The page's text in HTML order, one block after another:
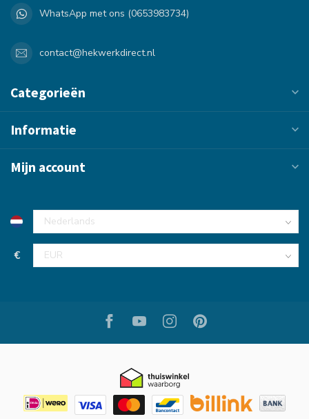
WhatsApp met ons (0653983734)
contact@hekwerkdirect.nl
Categorieën
Informatie
Mijn account
€